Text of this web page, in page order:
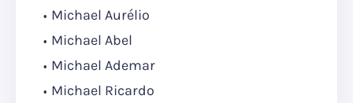
Michael Aurélio
Michael Abel
Michael Ademar
Michael Ricardo